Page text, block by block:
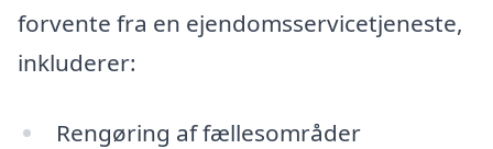
forvente fra en ejendomsservicetjeneste,
inkluderer:
Rengøring af fællesområder